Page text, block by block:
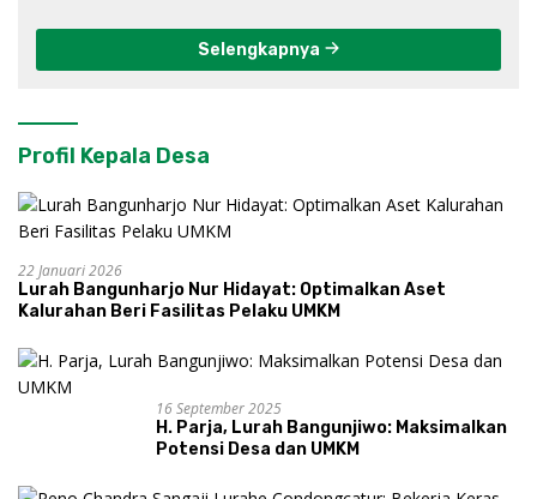
Selengkapnya
Profil Kepala Desa
22 Januari 2026
Lurah Bangunharjo Nur Hidayat: Optimalkan Aset
Kalurahan Beri Fasilitas Pelaku UMKM
16 September 2025
H. Parja, Lurah Bangunjiwo: Maksimalkan
Potensi Desa dan UMKM